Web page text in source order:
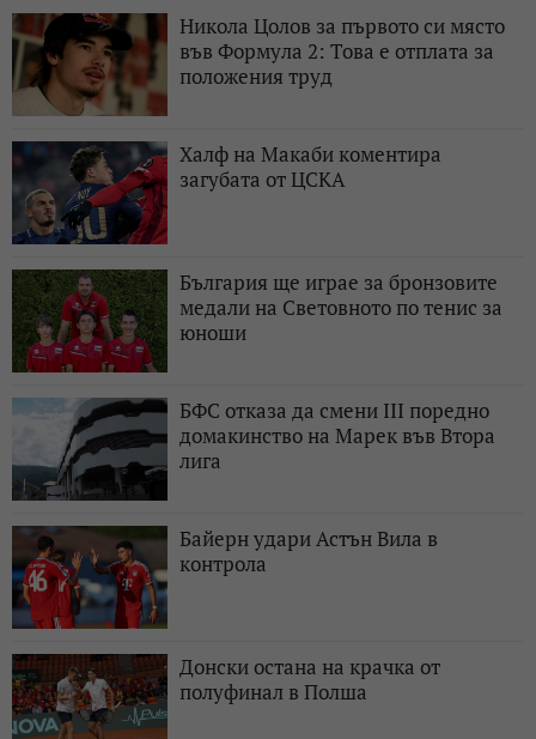
Никола Цолов за първото си място
във Формула 2: Това е отплата за
положения труд
Халф на Макаби коментира
загубата от ЦСКА
България ще играе за бронзовите
медали на Световното по тенис за
юноши
БФС отказа да смени III поредно
домакинство на Марек във Втора
лига
Байерн удари Астън Вила в
контрола
Донски остана на крачка от
полуфинал в Полша